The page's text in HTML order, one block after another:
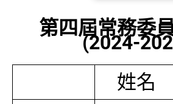
第四屆常務委
(2024-
姓名